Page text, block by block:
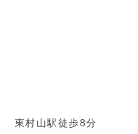
東村山駅徒歩8分